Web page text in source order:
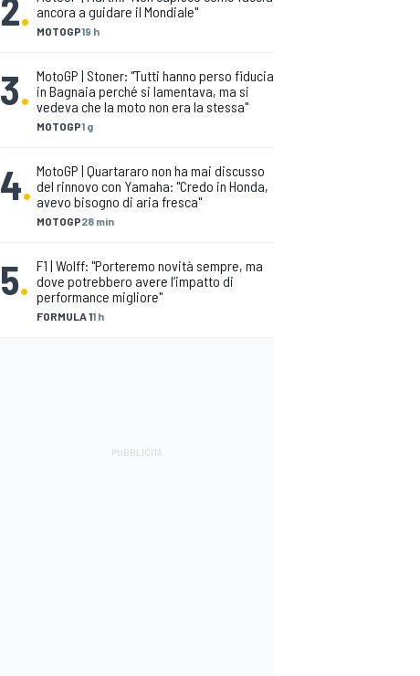
MOTOGP19 h
ancora a guidare il Mondiale"
3.
MOTOGP1 g
MotoGP | Stoner: "Tutti hanno perso fiducia
in Bagnaia perché si lamentava, ma si
vedeva che la moto non era la stessa"
4.
MOTOGP28 min
MotoGP | Quartararo non ha mai discusso
del rinnovo con Yamaha: "Credo in Honda,
avevo bisogno di aria fresca"
5.
FORMULA 11 h
F1 | Wolff: "Porteremo novità sempre, ma
dove potrebbero avere l’impatto di
performance migliore"